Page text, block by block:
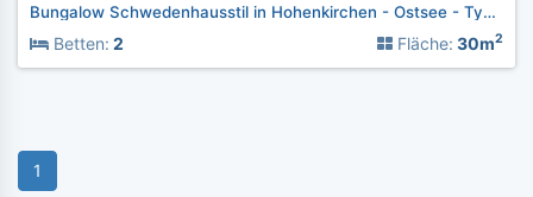
Bungalow Schwedenhausstil in Hohenkirchen - Ostsee - Typ 1
Betten: 2 Fläche: 30m2
1